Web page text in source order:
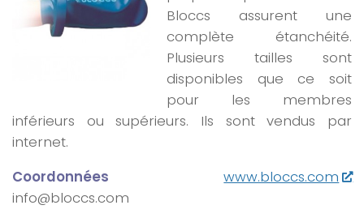
Bloccs assurent une
complète étanchéité.
Plusieurs tailles sont
disponibles que ce soit
pour les membres
inférieurs ou supérieurs. Ils sont vendus par
internet.
Coordonnées
www.bloccs.com
info@bloccs.com